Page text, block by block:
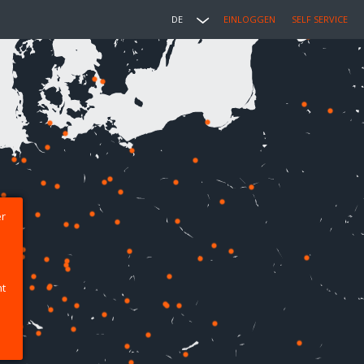
DE EINLOGGEN SELF SERVICE